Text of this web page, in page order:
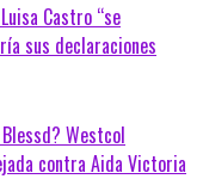
Castro “se
sus declaraciones
Westcol
contra Aida Victoria